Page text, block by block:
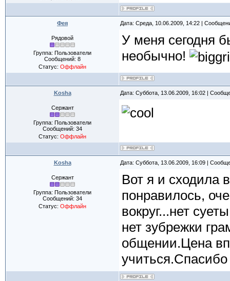
Фея Дата: Среда, 10.06.2009, 14:22 |
Рядовой
Группа: Пользователи
Сообщений: 8
Статус: Оффлайн
У меня сегодня
необычно!
Kosha Дата: Суббота, 13.06.2009, 16:02 |
Сержант
Группа: Пользователи
Сообщений: 34
Статус: Оффлайн
Kosha Дата: Суббота, 13.06.2009, 16:09 |
Сержант
Группа: Пользователи
Сообщений: 34
Статус: Оффлайн
Вот я и сходила
понравилось,
вокруг...нет
нет зубрежки
общении.Цена